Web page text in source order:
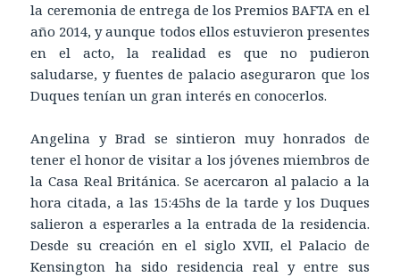
la ceremonia de entrega de los Premios BAFTA en el
año 2014, y aunque todos ellos estuvieron presentes
en el acto, la realidad es que no pudieron
saludarse, y fuentes de palacio aseguraron que los
Duques tenían un gran interés en conocerlos.
Angelina y Brad se sintieron muy honrados de
tener el honor de visitar a los jóvenes miembros de
la Casa Real Británica. Se acercaron al palacio a la
hora citada, a las 15:45hs de la tarde y los Duques
salieron a esperarles a la entrada de la residencia.
Desde su creación en el siglo XVII, el Palacio de
Kensington ha sido residencia real y entre sus